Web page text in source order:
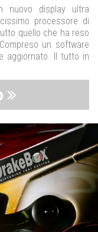
nuovo display ultra
processore di
quello che ha reso
un software
aggiornato. Il tutto in